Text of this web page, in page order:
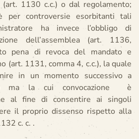
1130 c.c.) o dal regolamento;
per controversie esorbitanti tali
ha invece l’obbligo di
dell’assemblea (art. 1136,
pena di revoca del mandato e
(art. 1131, comma 4, c.c.), la quale
in un momento successivo a
ma la cui convocazione è
al fine di consentire ai singoli
il proprio dissenso rispetto alla
c. c. .